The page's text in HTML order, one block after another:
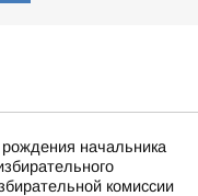
начальника
комиссии